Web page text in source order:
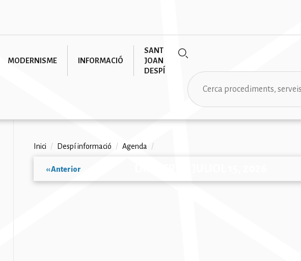
MODERNISME INFORMACIÓ
SANT
JOAN
DESPÍ
Cerca
Fil
d'ariadna
Inici / Despí informació / Agenda /
Paginació
‹‹Anterior